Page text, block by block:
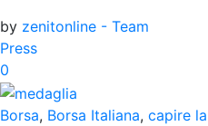
by zenitonline - Team
Press
0
Borsa, Borsa Italiana, capire